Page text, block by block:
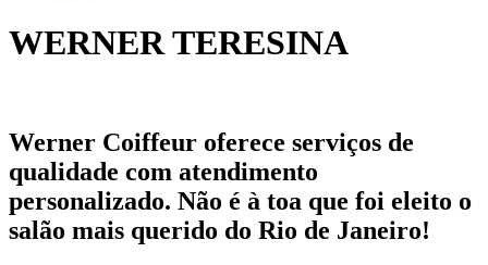
WERNER TERESINA
Werner Coiffeur oferece serviços de
qualidade com atendimento
personalizado. Não é à toa que foi eleito o
salão mais querido do Rio de Janeiro!